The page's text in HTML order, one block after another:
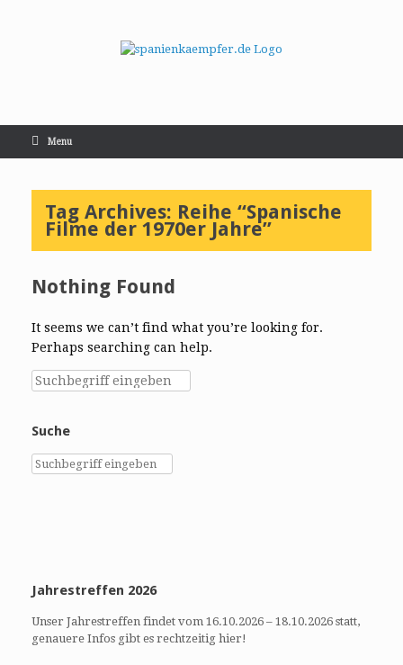
Menu
Tag Archives: Reihe “Spanische
Filme der 1970er Jahre”
Nothing Found
It seems we can’t find what you’re looking for.
Perhaps searching can help.
Suche
Jahrestreffen 2026
Unser Jahrestreffen findet vom 16.10.2026 – 18.10.2026 statt,
genauere Infos gibt es rechtzeitig hier!